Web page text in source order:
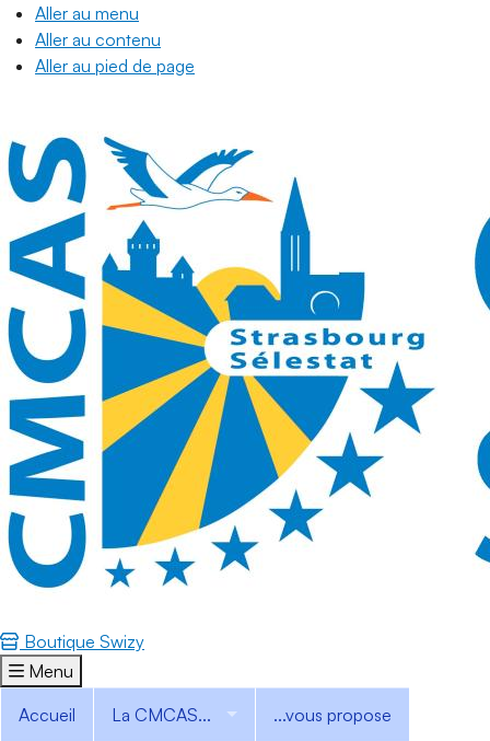
Aller au menu
Aller au contenu
Aller au pied de page
Boutique Swizy
Menu
Accueil
La CMCAS... ...vous propose